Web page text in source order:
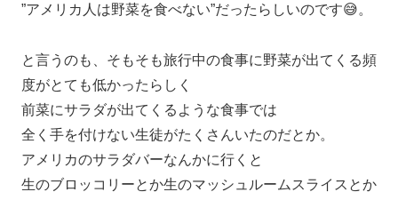
”アメリカ人は野菜を食べない”だったらしいのです😅。
と言うのも、そもそも旅行中の食事に野菜が出てくる頻
度がとても低かったらしく
前菜にサラダが出てくるような食事では
全く手を付けない生徒がたくさんいたのだとか。
アメリカのサラダバーなんかに行くと
生のブロッコリーとか生のマッシュルームスライスとか